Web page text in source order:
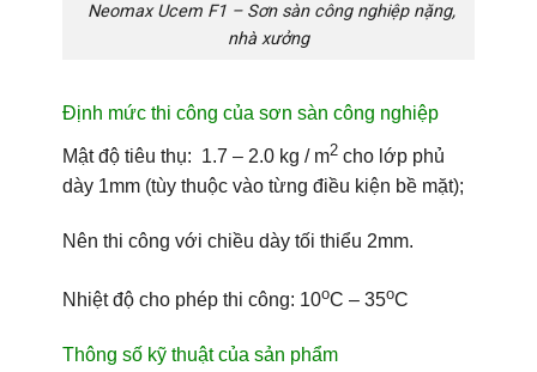
Neomax Ucem F1 – Sơn sàn công nghiệp nặng,
nhà xưởng
Định mức thi công của sơn sàn công nghiệp
Mật độ tiêu thụ: 1.7 – 2.0 kg / m2cho lớp phủ
dày 1mm (tùy thuộc vào từng điều kiện bề mặt);
Nên thi công với chiều dày tối thiểu 2mm.
Nhiệt độ cho phép thi công: 10oC – 35oC
Thông số kỹ thuật của sản phẩm